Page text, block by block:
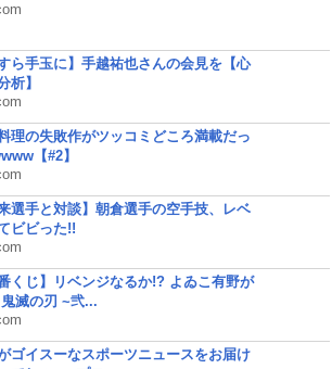
ら手玉に】手越祐也さんの会見を【心
析】
理の失敗作がツッコミどころ満載だっ
【#2】
選手と対談】朝倉選手の空手技、レベ
ビビった!!
くじ】リベンジなるか!? よゐこ有野が
滅の刃 ~弐...
ゴイスーなスポーツニュースをお届け